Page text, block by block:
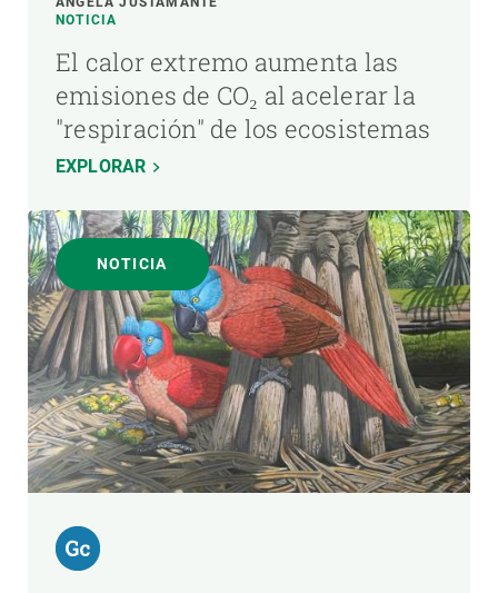
NOTICIA
El calor extremo aumenta las
emisiones de CO₂ al acelerar la
"respiración" de los ecosistemas
EXPLORAR
NOTICIA